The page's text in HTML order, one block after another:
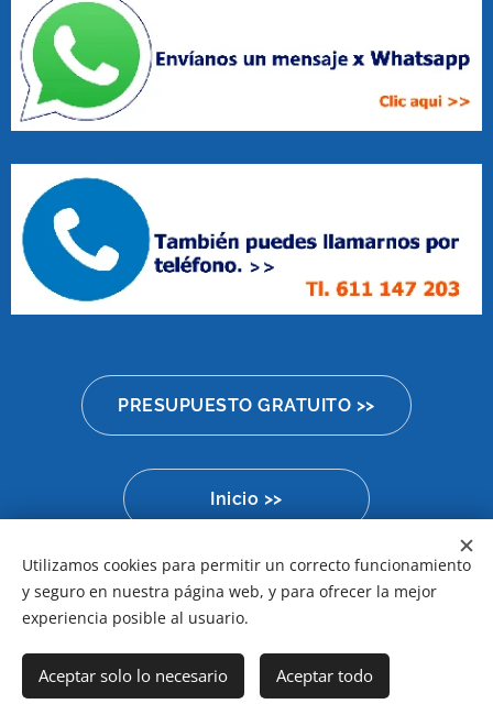
PRESUPUESTO GRATUITO >>
Inicio >>
Aviso Legal
Idiomas
Català
Utilizamos cookies para permitir un correcto funcionamiento
y seguro en nuestra página web, y para ofrecer la mejor
experiencia posible al usuario.
Aceptar solo lo necesario Aceptar todo